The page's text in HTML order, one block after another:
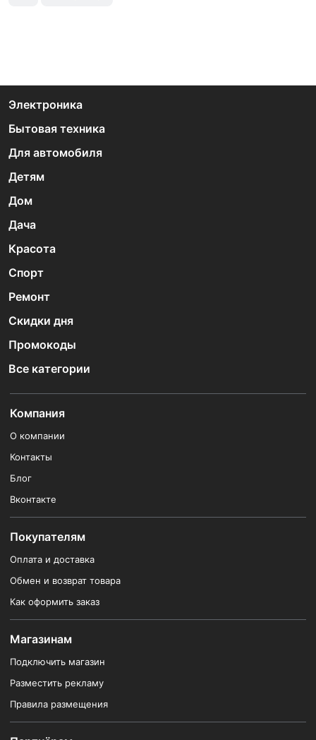
Электроника
Бытовая техника
Для автомобиля
Детям
Дом
Дача
Красота
Спорт
Ремонт
Скидки дня
Промокоды
Все категории
Компания
О компании
Контакты
Блог
Вконтакте
Покупателям
Оплата и доставка
Обмен и возврат товара
Как оформить заказ
Магазинам
Подключить магазин
Разместить рекламу
Правила размещения